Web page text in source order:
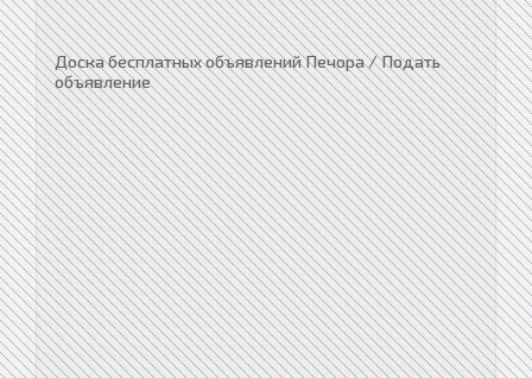
Доска бесплатных объявлений Печора / Подать
объявление